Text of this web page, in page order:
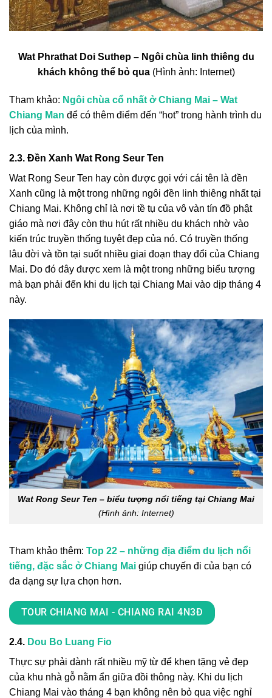
Wat Phrathat Doi Suthep – Ngôi chùa linh thiêng du
khách không thể bỏ qua(Hình ảnh: Internet)
Tham khảo: Ngôi chùa cổ nhất ở Chiang Mai – Wat
Chiang Man để có thêm điểm đến “hot” trong hành trình du
lịch của mình.
2.3. Đền Xanh Wat Rong Seur Ten
Wat Rong Seur Ten hay còn được gọi với cái tên là đền
Xanh cũng là một trong những ngôi đền linh thiêng nhất tại
Chiang Mai. Không chỉ là nơi tề tụ của vô vàn tín đồ phật
giáo mà nơi đây còn thu hút rất nhiều du khách nhờ vào
kiến trúc truyền thống tuyệt đẹp của nó. Có truyền thống
lâu đời và tồn tại suốt nhiều giai đoạn thay đổi của Chiang
Mai. Do đó đây được xem là một trong những biểu tượng
mà bạn phải đến khi du lịch tại Chiang Mai vào dịp tháng 4
này.
Wat Rong Seur Ten – biểu tượng nổi tiếng tại Chiang Mai
(Hình ảnh: Internet)
Tham khảo thêm: Top 22 – những địa điểm du lịch nổi
tiếng, đặc sắc ở Chiang Mai giúp chuyến đi của bạn có
đa dạng sự lựa chọn hơn.
TOUR CHIANG MAI - CHIANG RAI 4N3Đ
2.4. Dou Bo Luang Fio
Thực sự phải dành rất nhiều mỹ từ để khen tặng vẻ đẹp
của khu nhà gỗ nằm ẩn giữa đồi thông này. Khi du lịch
Chiang Mai vào tháng 4 bạn không nên bỏ qua việc nghỉ